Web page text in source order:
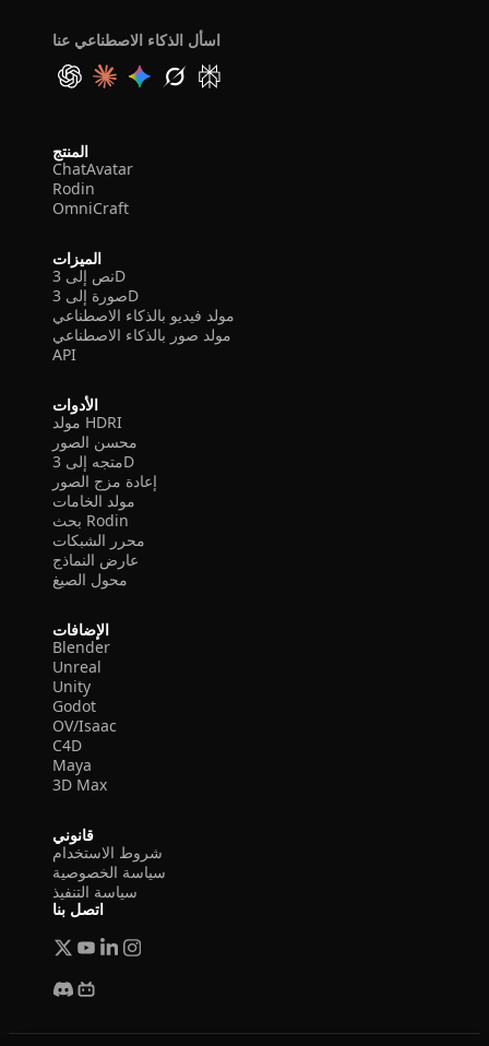
اسأل الذكاء الاصطناعي عنا
المنتج
ChatAvatar
Rodin
OmniCraft
الميزات
نص إلى 3D
صورة إلى 3D
مولد فيديو بالذكاء الاصطناعي
مولد صور بالذكاء الاصطناعي
API
الأدوات
مولد HDRI
محسن الصور
متجه إلى 3D
إعادة مزج الصور
مولد الخامات
بحث Rodin
محرر الشبكات
عارض النماذج
محول الصيغ
الإضافات
Blender
Unreal
Unity
Godot
OV/Isaac
C4D
Maya
3D Max
قانوني
شروط الاستخدام
سياسة الخصوصية
سياسة التنفيذ
اتصل بنا